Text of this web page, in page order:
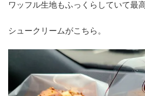
ワッフル生地もふっくらしていて最
シュークリームがこちら。